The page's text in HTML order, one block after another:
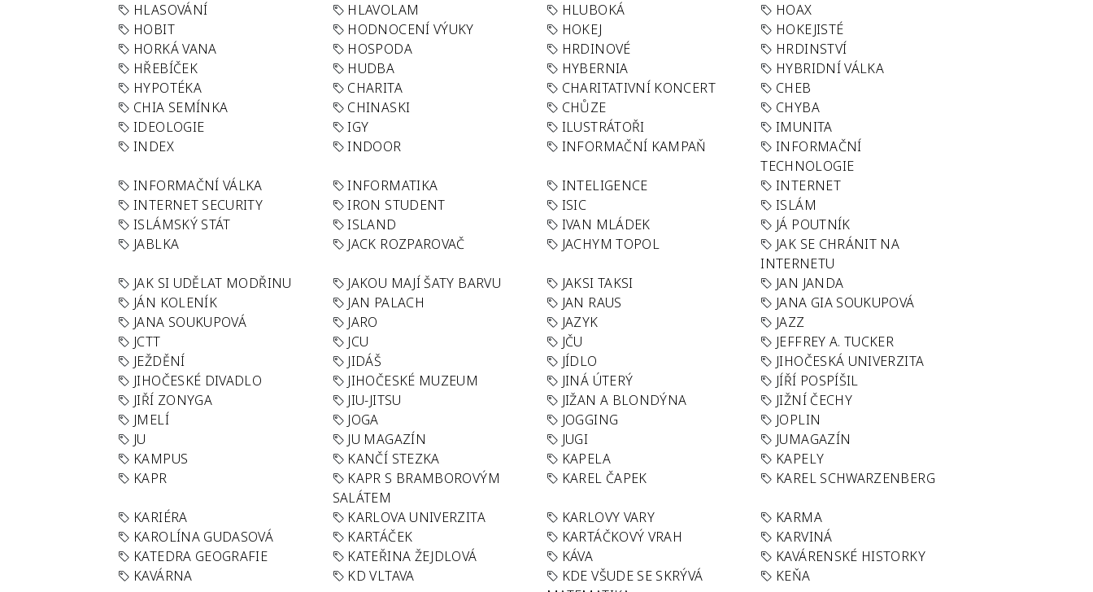
HLASOVÁNÍ
HLAVOLAM HLUBOKÁ
HOAX
HOBIT
HODNOCENÍ VÝUKY HOKEJ
HOKEJISTÉ
HORKÁ VANA
HOSPODA HRDINOVÉ
HRDINSTVÍ
HŘEBÍČEK
HUDBA HYBERNIA
HYBRIDNÍ VÁLKA
HYPOTÉKA
CHARITA CHARITATIVNÍ KONCERT
CHEB
CHIA SEMÍNKA
CHINASKI CHŮZE
CHYBA
IDEOLOGIE
IGY ILUSTRÁTOŘI
IMUNITA
INDEX
INDOOR INFORMAČNÍ KAMPAŇ
INFORMAČNÍ
TECHNOLOGIE
INFORMAČNÍ VÁLKA
INFORMATIKA INTELIGENCE
INTERNET
INTERNET SECURITY
IRON STUDENT ISIC
ISLÁM
ISLÁMSKÝ STÁT
ISLAND IVAN MLÁDEK
JÁ POUTNÍK
JABLKA
JACK ROZPAROVAČ JACHYM TOPOL
JAK SE CHRÁNIT NA
INTERNETU
JAK SI UDĚLAT MODŘINU
JAKOU MAJÍ ŠATY BARVU JAKSI TAKSI
JAN JANDA
JÁN KOLENÍK
JAN PALACH JAN RAUS
JANA GIA SOUKUPOVÁ
JANA SOUKUPOVÁ
JARO JAZYK
JAZZ
JCTT
JCU JČU
JEFFREY A. TUCKER
JEŽDĚNÍ
JIDÁŠ JÍDLO
JIHOČESKÁ UNIVERZITA
JIHOČESKÉ DIVADLO
JIHOČESKÉ MUZEUM JINÁ ÚTERÝ
JÍŘÍ POSPÍŠIL
JIŘÍ ZONYGA
JIU-JITSU JIŽAN A BLONDÝNA
JIŽNÍ ČECHY
JMELÍ
JOGA JOGGING
JOPLIN
JU
JU MAGAZÍN JUGI
JUMAGAZÍN
KAMPUS
KANČÍ STEZKA KAPELA
KAPELY
KAPR
KAPR S BRAMBOROVÝM
SALÁTEM
KAREL ČAPEK KAREL SCHWARZENBERG
KARIÉRA KARLOVA UNIVERZITA KARLOVY VARY
KARMA
KAROLÍNA GUDASOVÁ
KARTÁČEK KARTÁČKOVÝ VRAH
KARVINÁ
KATEDRA GEOGRAFIE
KATEŘINA ŽEJDLOVÁ KÁVA
KAVÁRENSKÉ HISTORKY
KAVÁRNA
KD VLTAVA
KDE VŠUDE SE SKRÝVÁ
KEŇA